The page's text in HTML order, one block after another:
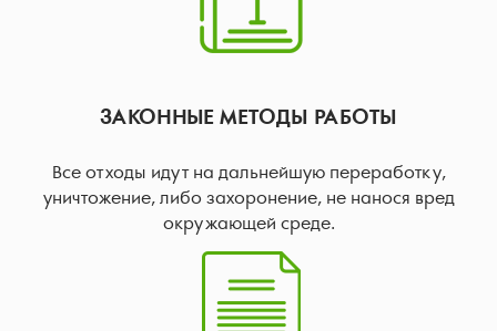
ЗАКОННЫЕ МЕТОДЫ РАБОТЫ
Все отходы идут на дальнейшую переработку,
уничтожение, либо захоронение, не нанося вред
окружающей среде.